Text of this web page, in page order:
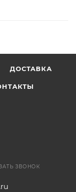
ДОСТАВКА
ЗВОНОК